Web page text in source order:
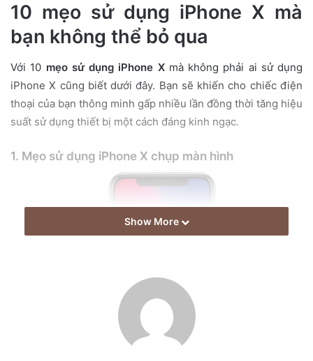
e
m
a
l
10 mẹo sử dụng iPhone X mà
bạn không thể bỏ qua
Với 10 mẹo sử dụng iPhone Xmà không phải ai sử dụng
iPhone X cũng biết dưới đây. Bạn sẽ khiến cho chiếc điện
thoại của bạn thông minh gấp nhiều lần đồng thời tăng hiệu
suất sử dụng thiết bị một cách đáng kinh ngạc.
1. Mẹo sử dụng iPhone X chụp màn hình
Show More